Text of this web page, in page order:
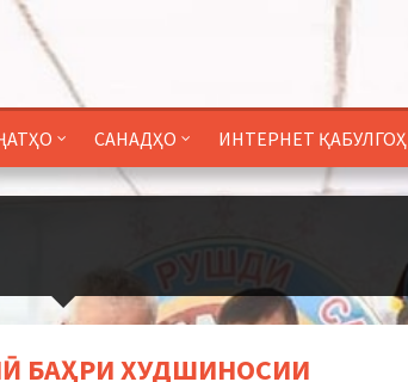
САНАДҲО ИНТЕРНЕТ ҚАБУЛГОҲ
БАҲРИ ХУДШИНОСИИ